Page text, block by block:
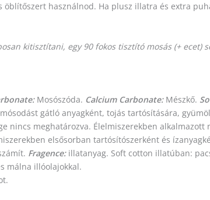
öblítőszert használnod. Ha plusz illatra és extra
kitisztítani, egy 90 fokos tisztító mosás (+ ecet)
Mosószóda. Calcium Carbonate: Mészkő.
gátló anyagként, tojás tartósítására,
nincs meghatározva. Élelmiszerekben
elsősorban tartósítószerként és
Fragence:illatanyag. Soft cotton illatúban:
málna illóolajokkal.